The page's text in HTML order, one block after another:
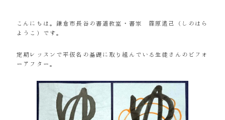
こんにちは。鎌倉市長谷の書道教室・書家 篠原遙己（しのはら
ようこ）です。
定期レッスンで平仮名の基礎に取り組んでいる生徒さんのビフォ
ーアフター。